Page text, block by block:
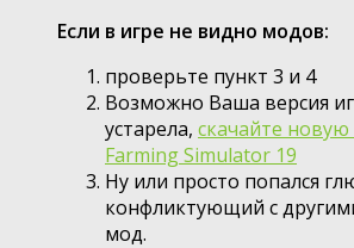
Если в игре не видно модов:
проверьте пункт 3 и 4
Возможно Ваша версия
устарела, скачайте
Farming Simulator 19
Ну или просто попался
конфликтующий с
мод.